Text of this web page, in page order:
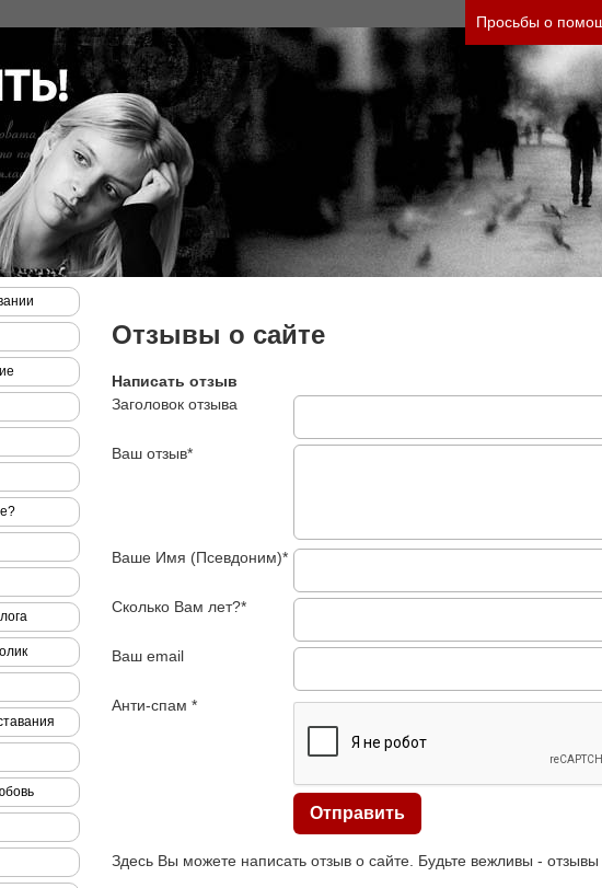
своего состояния и его психологические причины
Просьбы о
Отзывы о сайте
Написать отзыв
Заголовок отзыва
Ваш отзыв*
Ваше Имя (Псевдоним)*
Сколько Вам лет?*
Ваш email
Анти-спам *
Здесь Вы можете написать отзыв о сайте. Будьте вежливы -